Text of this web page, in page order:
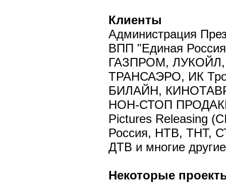
Клиенты
Администрация
ВПП "Единая
ГАЗПРОМ,
ТРАНСАЭРО, ИК
БИЛАЙН,
НОН-СТОП
Pictures Releasing
Россия, НТВ, ТНТ,
ДТВ и многие
Некоторые